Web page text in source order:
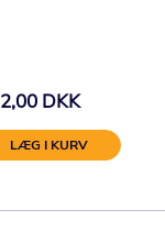
DKK
LÆG I KURV